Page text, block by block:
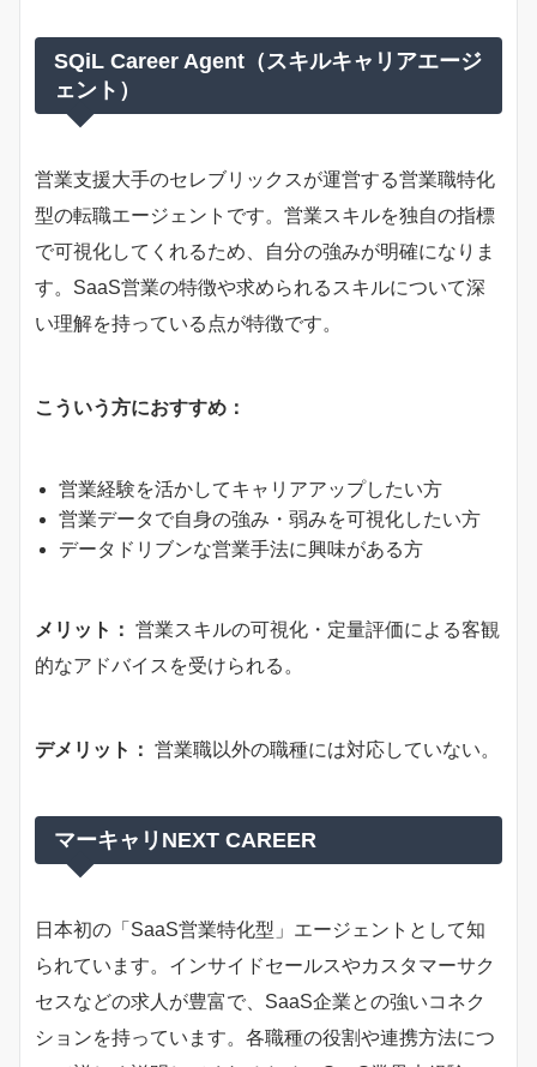
SQiL Career Agent（スキルキャリアエージ
ェント）
営業支援大手のセレブリックスが運営する営業職特化
型の転職エージェントです。営業スキルを独自の指標
で可視化してくれるため、自分の強みが明確になりま
す。SaaS営業の特徴や求められるスキルについて深
い理解を持っている点が特徴です。
こういう方におすすめ：
営業経験を活かしてキャリアアップしたい方
営業データで自身の強み・弱みを可視化したい方
データドリブンな営業手法に興味がある方
メリット： 営業スキルの可視化・定量評価による客観
的なアドバイスを受けられる。
デメリット： 営業職以外の職種には対応していない。
マーキャリNEXT CAREER
日本初の「SaaS営業特化型」エージェントとして知
られています。インサイドセールスやカスタマーサク
セスなどの求人が豊富で、SaaS企業との強いコネク
ションを持っています。各職種の役割や連携方法につ